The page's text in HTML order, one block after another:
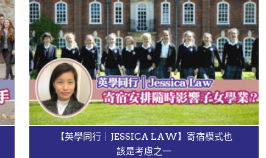
【英學同行｜JESSICA LAW】寄宿模式也
該是考慮之一